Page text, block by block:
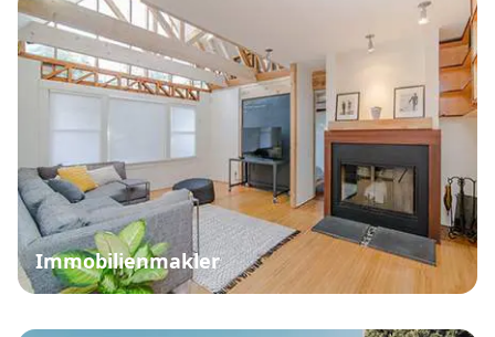
Immobilienmakler